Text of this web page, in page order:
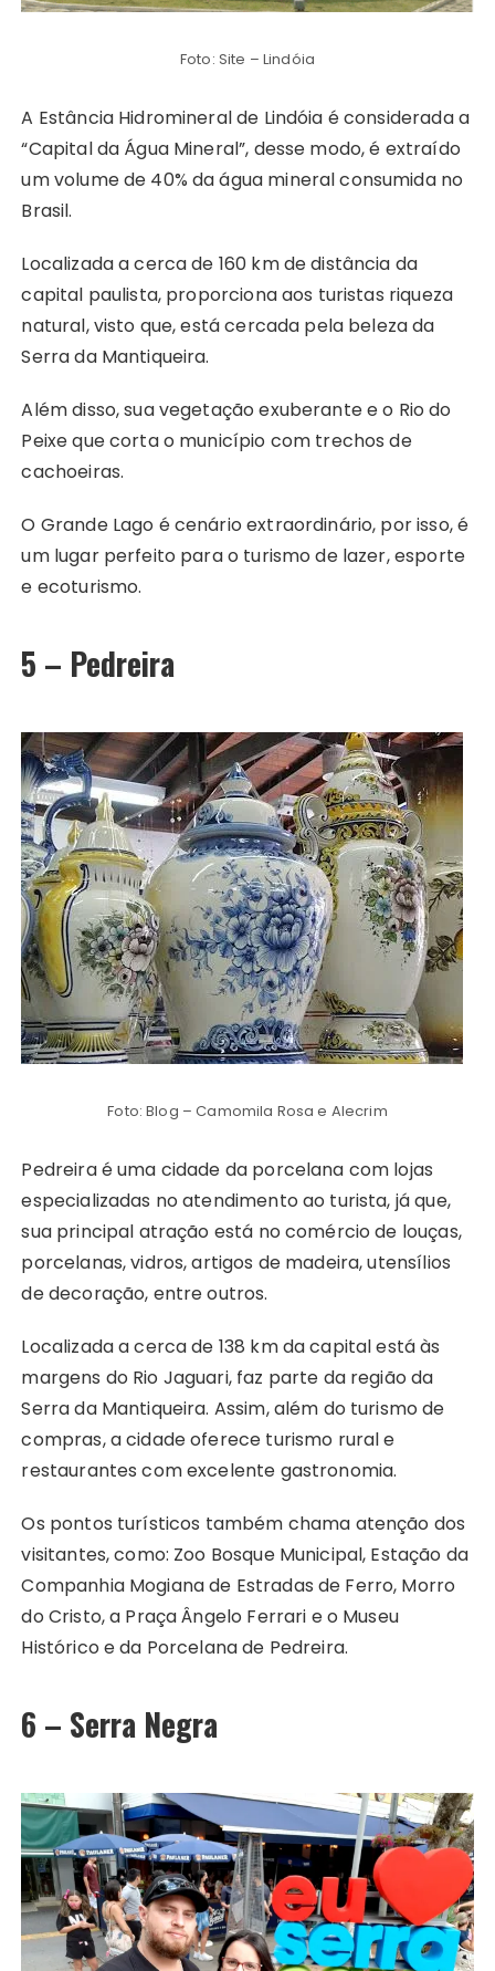
Foto: Site – Lindóia
A Estância Hidromineral de Lindóia é considerada a
“Capital da Água Mineral”, desse modo, é extraído
um volume de 40% da água mineral consumida no
Brasil.
Localizada a cerca de 160 km de distância da
capital paulista, proporciona aos turistas riqueza
natural, visto que, está cercada pela beleza da
Serra da Mantiqueira.
Além disso, sua vegetação exuberante e o Rio do
Peixe que corta o município com trechos de
cachoeiras.
O Grande Lago é cenário extraordinário, por isso, é
um lugar perfeito para o turismo de lazer, esporte
e ecoturismo.
5 – Pedreira
Foto: Blog – Camomila Rosa e Alecrim
Pedreira é uma cidade da porcelana com lojas
especializadas no atendimento ao turista, já que,
sua principal atração está no comércio de louças,
porcelanas, vidros, artigos de madeira, utensílios
de decoração, entre outros.
Localizada a cerca de 138 km da capital está às
margens do Rio Jaguari, faz parte da região da
Serra da Mantiqueira. Assim, além do turismo de
compras, a cidade oferece turismo rural e
restaurantes com excelente gastronomia.
Os pontos turísticos também chama atenção dos
visitantes, como: Zoo Bosque Municipal, Estação da
Companhia Mogiana de Estradas de Ferro, Morro
do Cristo, a Praça Ângelo Ferrari e o Museu
Histórico e da Porcelana de Pedreira.
6 – Serra Negra